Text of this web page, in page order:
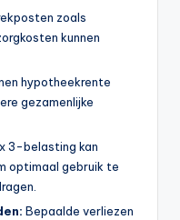
zoals
kunnen
hypotheekrente
gezamenlijke
3-belasting kan
optimaal gebruik te
Bepaalde verliezen